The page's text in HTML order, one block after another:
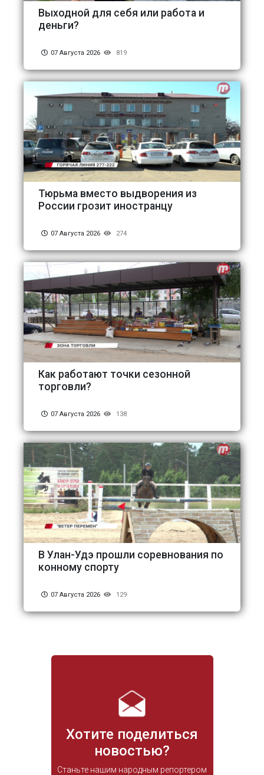
Хотите поделиться
новостью?
Станьте нашим народным репортером
Выходной для себя или работа и
деньги?
07 Августа 2026 819
Тюрьма вместо выдворения из
России грозит иностранцу
07 Августа 2026 274
Как работают точки сезонной
торговли?
07 Августа 2026 138
В Улан-Удэ прошли соревнования по
конному спорту
07 Августа 2026 129